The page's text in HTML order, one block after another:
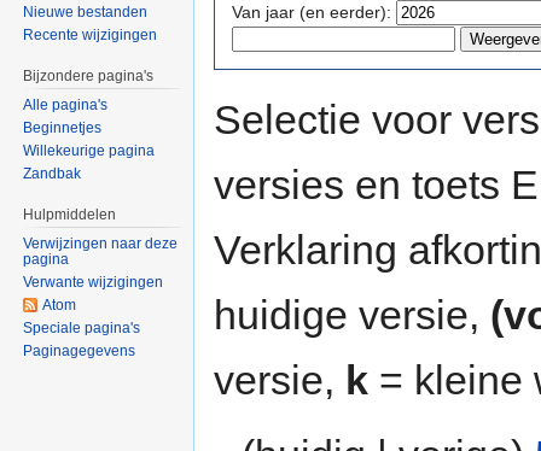
Van jaar (en eerder):
Selectie voor
versies en toets
Verklaring
huidige versie,
versie, k = kleine
Nieuwe bestanden
Recente wijzigingen
Bijzondere pagina's
Alle pagina's
Beginnetjes
Willekeurige pagina
Zandbak
Hulpmiddelen
Verwijzingen naar deze
pagina
Verwante wijzigingen
Atom
Speciale pagina's
Paginagegevens